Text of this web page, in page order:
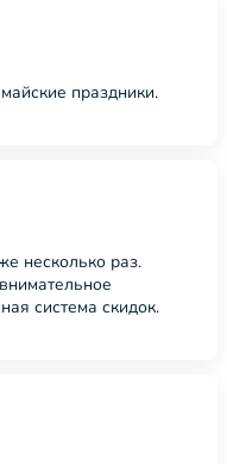
праздники.
несколько раз.
система скидок.